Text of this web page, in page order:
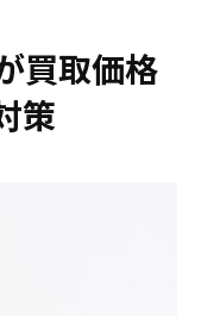
買取価格
策